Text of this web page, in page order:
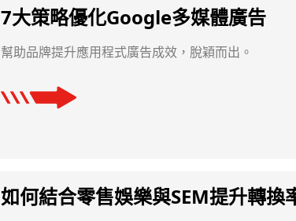
7大策略優化Google多媒體廣告
幫助品牌提升應用程式廣告成效，脫穎而出。
如何結合零售娛樂與SEM提升轉換